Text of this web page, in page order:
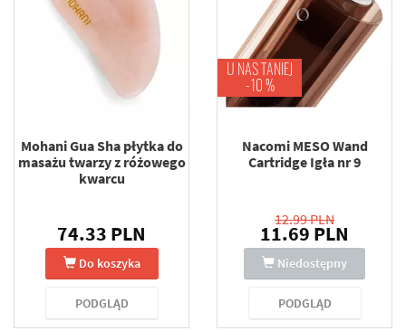
Mohani Gua Sha płytka do
masażu twarzy z różowego
kwarcu
74.33 PLN
Do koszyka
PODGLĄD
U NAS TANIEJ
-10 %
Nacomi MESO Wand
Cartridge Igła nr 9
12.99 PLN
11.69 PLN
Niedostępny
PODGLĄD